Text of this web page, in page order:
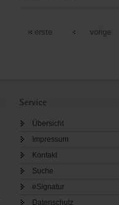
erste vorige
Service
Übersicht
Impressum
Kontakt
Suche
eSignatur
Datenschutz